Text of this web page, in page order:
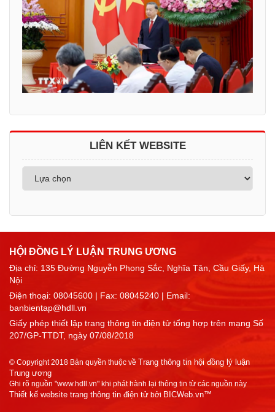
LIÊN KẾT WEBSITE
HỘI ĐỒNG LÝ LUẬN TRUNG ƯƠNG
Địa chỉ: 135 Đường Nguyễn Phong Sắc, Nghĩa Tân, Cầu Giấy, Hà
Nội
Điện thoại: 08045600 | Fax: 08045240 | Email:
banbientap@hdll.vn
Giấy phép thiết lập trang thông tin điện tử tổng hợp trên mạng Số
207/GP-TTDT, ngày 07/08/2018
© Copyright 2018 Bản quyền thuộc về Trang thông tin hội đồng lý luận
Trung ương
Ghi rõ nguồn "www.hdll.vn" khi phát hành lại thông tin từ các nguồn này
Thiết kế website trang thông tin điện tử bởi BICWeb.vn™